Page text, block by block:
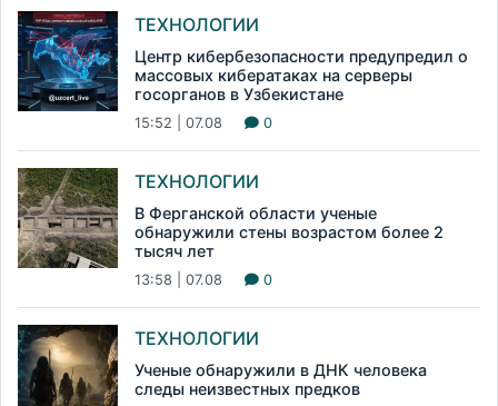
ТЕХНОЛОГИИ
Центр кибербезопасности предупредил о
массовых кибератаках на серверы
госорганов в Узбекистане
15:52 | 07.08 0
ТЕХНОЛОГИИ
В Ферганской области ученые
обнаружили стены возрастом более 2
тысяч лет
13:58 | 07.08 0
ТЕХНОЛОГИИ
Ученые обнаружили в ДНК человека
следы неизвестных предков